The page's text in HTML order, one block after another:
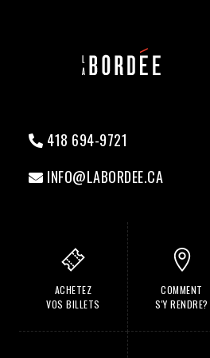
418 694-9721
INFO@LABORDEE.CA
ACHETEZ
VOS BILLETS
COMMENT
S'Y RENDRE?